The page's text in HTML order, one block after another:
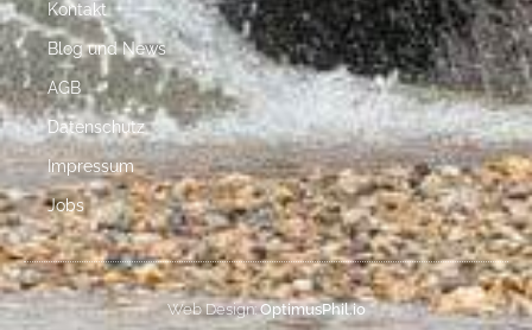
Kontakt
Blog und News
AGB
Datenschutz
Impressum
Jobs
Web Design:OptimusPhil.io